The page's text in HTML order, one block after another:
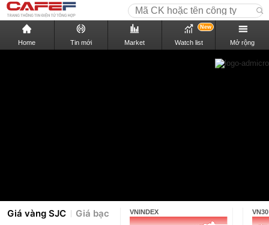
Home Tin mới Market Watch list
New
Mở rộng
Giá vàng SJC Giá bạc VNINDEX VN30